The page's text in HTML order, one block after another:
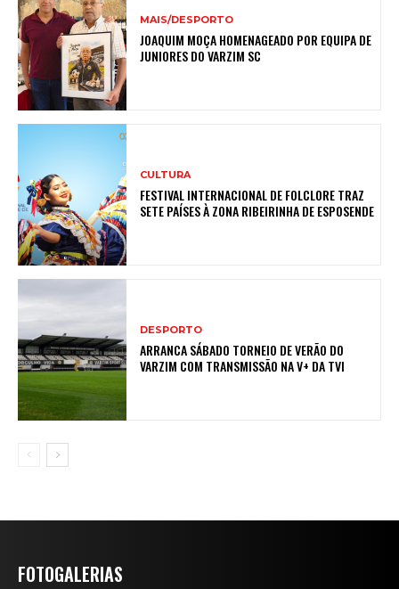
MAIS/DESPORTO
JOAQUIM MOÇA HOMENAGEADO POR EQUIPA DE
JUNIORES DO VARZIM SC
CULTURA
FESTIVAL INTERNACIONAL DE FOLCLORE TRAZ
SETE PAÍSES À ZONA RIBEIRINHA DE ESPOSENDE
DESPORTO
ARRANCA SÁBADO TORNEIO DE VERÃO DO
VARZIM COM TRANSMISSÃO NA V+ DA TVI
FOTOGALERIAS